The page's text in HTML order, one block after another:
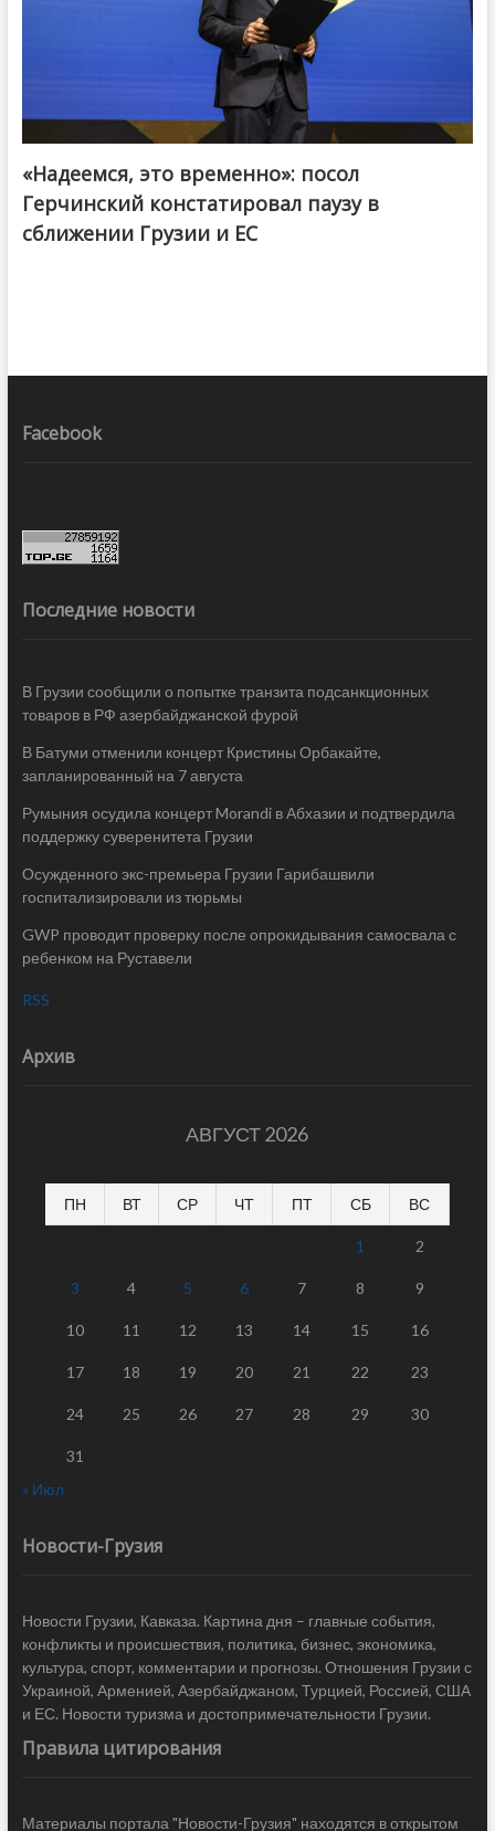
«Надеемся, это временно»: посол
Герчинский констатировал паузу в
сближении Грузии и ЕС
Facebook
Последние новости
В Грузии сообщили о попытке транзита подсанкционных
товаров в РФ азербайджанской фурой
В Батуми отменили концерт Кристины Орбакайте,
запланированный на 7 августа
Румыния осудила концерт Morandi в Абхазии и подтвердила
поддержку суверенитета Грузии
Осужденного экс-премьера Грузии Гарибашвили
госпитализировали из тюрьмы
GWP проводит проверку после опрокидывания самосвала с
ребенком на Руставели
RSS
Архив
АВГУСТ 2026
ПН ВТ СР ЧТ ПТ СБ ВС
1 2
3 4 5 6 7 8 9
10 11 12 13 14 15 16
17 18 19 20 21 22 23
24 25 26 27 28 29 30
31
« Июл
Новости-Грузия
Новости Грузии, Кавказа. Картина дня – главные события,
конфликты и происшествия, политика, бизнес, экономика,
культура, спорт, комментарии и прогнозы. Отношения Грузии с
Украиной, Арменией, Азербайджаном, Турцией, Россией, США
и ЕС. Новости туризма и достопримечательности Грузии.
Правила цитирования
Материалы портала "Новости-Грузия" находятся в открытом